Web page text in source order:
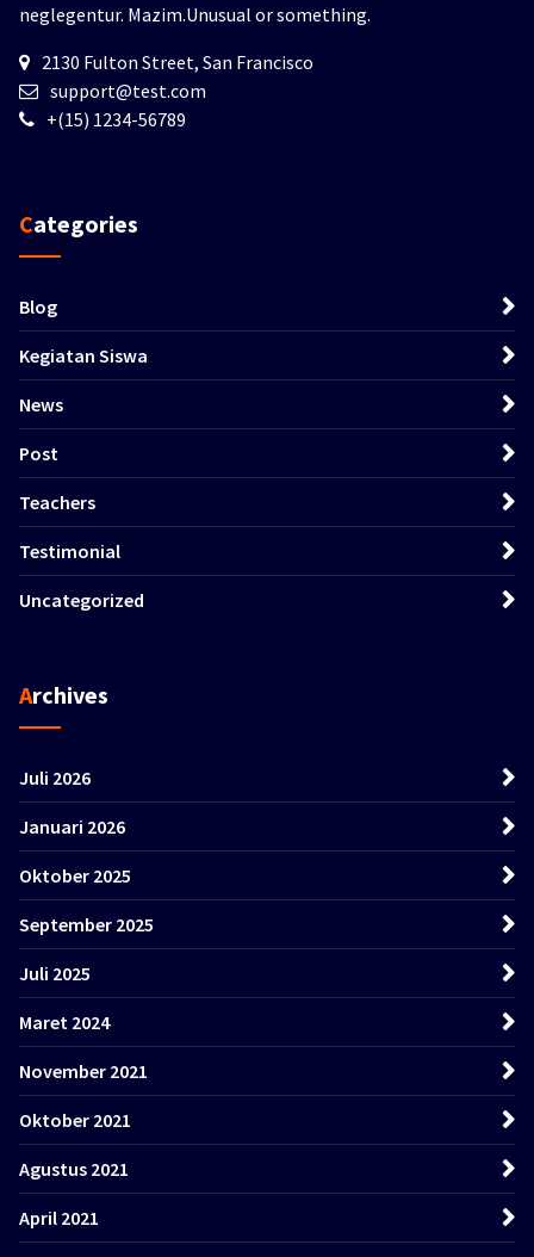
neglegentur. Mazim.Unusual or something.
2130 Fulton Street, San Francisco
support@test.com
+(15) 1234-56789
Categories
Blog
Kegiatan Siswa
News
Post
Teachers
Testimonial
Uncategorized
Archives
Juli 2026
Januari 2026
Oktober 2025
September 2025
Juli 2025
Maret 2024
November 2021
Oktober 2021
Agustus 2021
April 2021